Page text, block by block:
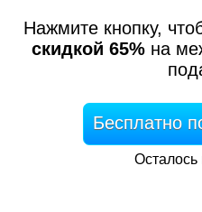
Нажмите кнопку,
скидкой 65%на
Бесплатно
Осталось